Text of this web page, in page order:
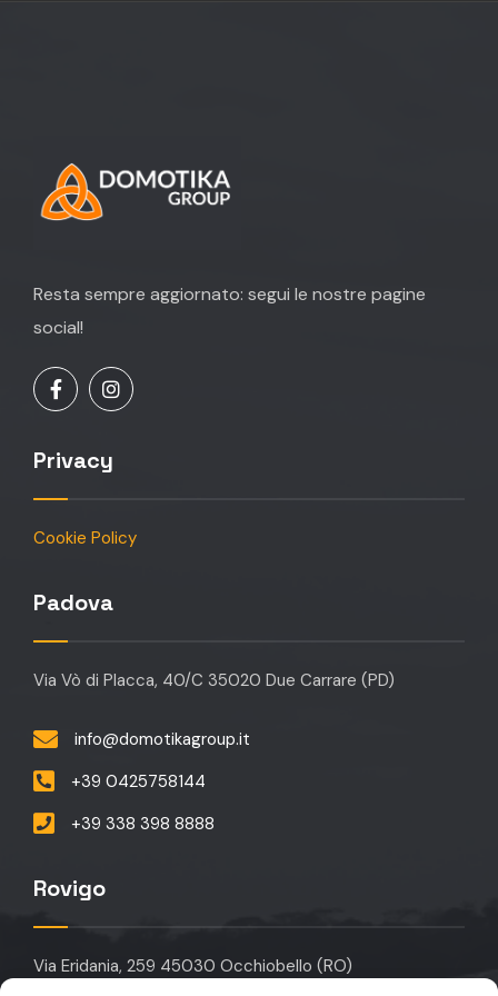
Resta sempre aggiornato: segui le nostre pagine
social!
Privacy
Cookie Policy
Padova
Via Vò di Placca, 40/C 35020 Due Carrare (PD)
info@domotikagroup.it
+39 0425758144
+39 338 398 8888
Rovigo
Via Eridania, 259 45030 Occhiobello (RO)